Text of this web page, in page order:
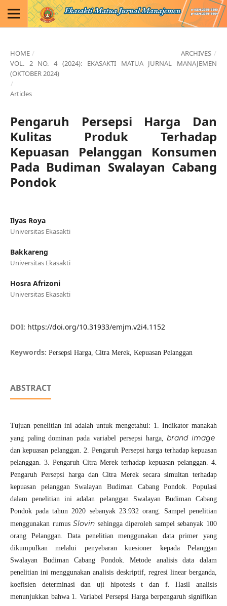
HOME / ARCHIVES /
VOL. 2 NO. 4 (2024): EKASAKTI MATUA JURNAL MANAJEMEN
(OKTOBER 2024)
/
Articles
Pengaruh Persepsi Harga Dan
Kulitas Produk Terhadap
Kepuasan Pelanggan Konsumen
Pada Budiman Swalayan Cabang
Pondok
Ilyas Roya
Universitas Ekasakti
Bakkareng
Universitas Ekasakti
Hosra Afrizoni
Universitas Ekasakti
DOI: https://doi.org/10.31933/emjm.v2i4.1152
Keywords: Persepsi Harga, Citra Merek, Kepuasan Pelanggan
ABSTRACT
Tujuan penelitian ini adalah untuk mengetahui: 1. Indikator manakah
yang paling dominan pada variabel persepsi harga,brand image
dan kepuasan pelanggan. 2. Pengaruh Persepsi harga terhadap kepuasan
pelanggan. 3. Pengaruh Citra Merek terhadap kepuasan pelanggan. 4.
Pengaruh Persepsi harga dan Citra Merek secara simultan terhadap
kepuasan pelanggan Swalayan Budiman Cabang Pondok. Populasi
dalam penelitian ini adalan pelanggan Swalayan Budiman Cabang
Pondok pada tahun 2020 sebanyak 23.932 orang. Sampel penelitian
menggunakan rumusSlovin sehingga diperoleh sampel sebanyak 100
orang Pelanggan. Data penelitian menggunakan data primer yang
dikumpulkan melalui penyebaran kuesioner kepada Pelanggan
Swalayan Budiman Cabang Pondok. Metode analisis data dalam
penelitian ini menggunakan analisis deskriptif, regresi linear berganda,
koefisien determinasi dan uji hipotesis t dan f. Hasil analisis
menunjukkan bahwa 1. Variabel Persepsi Harga berpengaruh signifikan